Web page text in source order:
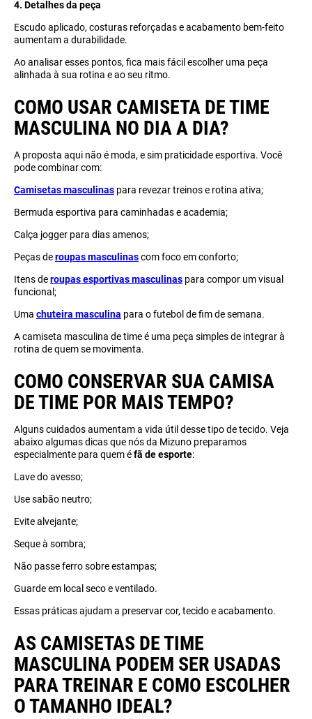
4. Detalhes da peça
Escudo aplicado, costuras reforçadas e acabamento bem-feito
aumentam a durabilidade.
Ao analisar esses pontos, fica mais fácil escolher uma peça
alinhada à sua rotina e ao seu ritmo.
COMO USAR CAMISETA DE TIME
MASCULINA NO DIA A DIA?
A proposta aqui não é moda, e sim praticidade esportiva. Você
pode combinar com:
Camisetas masculinas para revezar treinos e rotina ativa;
Bermuda esportiva para caminhadas e academia;
Calça jogger para dias amenos;
Peças deroupas masculinascom foco em conforto;
Itens deroupas esportivas masculinas para compor um visual
funcional;
Uma chuteira masculina para o futebol de fim de semana.
A camiseta masculina de time é uma peça simples de integrar à
rotina de quem se movimenta.
COMO CONSERVAR SUA CAMISA
DE TIME POR MAIS TEMPO?
Alguns cuidados aumentam a vida útil desse tipo de tecido. Veja
abaixo algumas dicas que nós da Mizuno preparamos
especialmente para quem éfã de esporte:
Lave do avesso;
Use sabão neutro;
Evite alvejante;
Seque à sombra;
Não passe ferro sobre estampas;
Guarde em local seco e ventilado.
Essas práticas ajudam a preservar cor, tecido e acabamento.
AS CAMISETAS DE TIME
MASCULINA PODEM SER USADAS
PARA TREINAR E COMO ESCOLHER
O TAMANHO IDEAL?